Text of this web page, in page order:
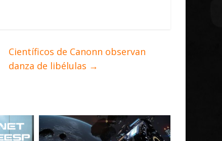
Científicos de Canonn observan
danza de libélulas →